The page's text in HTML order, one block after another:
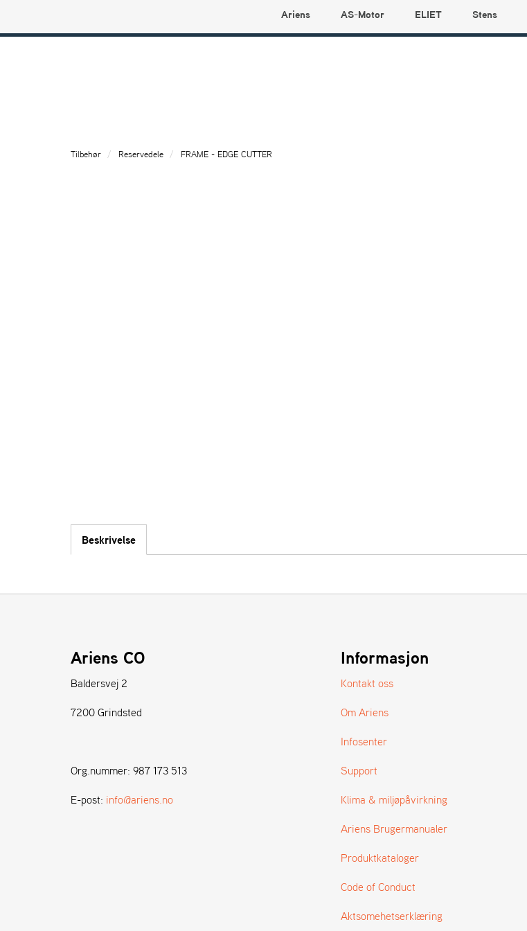
Ariens AS-Motor ELIET Stens
Tilbehør Reservedele FRAME - EDGE CUTTER
Beskrivelse
Ariens CO
Baldersvej 2
7200 Grindsted
Org.nummer: 987 173 513
E-post: info@ariens.no
Informasjon
Kontakt oss
Om Ariens
Infosenter
Support
Klima & miljøpåvirkning
Ariens Brugermanualer
Produktkataloger
Code of Conduct
Aktsomehetserklæring